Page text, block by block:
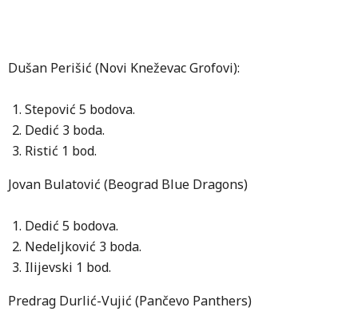
Dušan Perišić (Novi Kneževac Grofovi):
Stepović 5 bodova.
Dedić 3 boda.
Ristić 1 bod.
Jovan Bulatović (Beograd Blue Dragons)
Dedić 5 bodova.
Nedeljković 3 boda.
Ilijevski 1 bod.
Predrag Durlić-Vujić (Pančevo Panthers)